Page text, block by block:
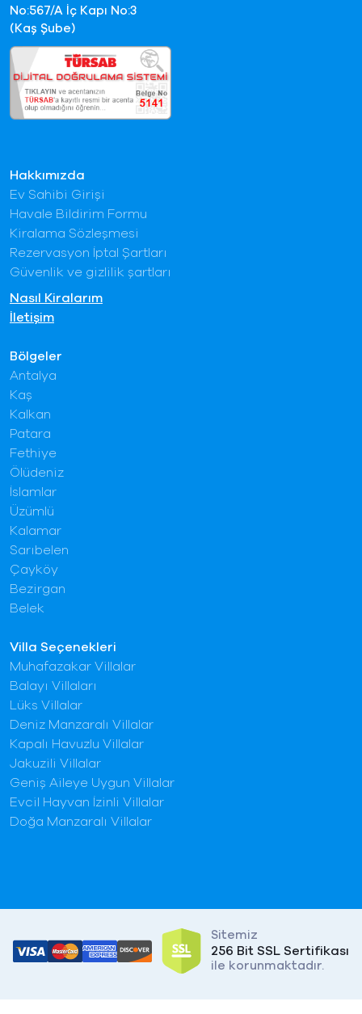
Villa Seçenekleri
Muhafazakar Villalar
Balayı Villaları
Lüks Villalar
Deniz Manzaralı Villalar
Kapalı Havuzlu Villalar
Jakuzili Villalar
Geniş Aileye Uygun Villalar
Evcil Hayvan İzinli Villalar
Doğa Manzaralı Villalar
Bölgeler
Antalya
Kaş
Kalkan
Patara
Fethiye
Ölüdeniz
İslamlar
Üzümlü
Kalamar
Sarıbelen
Çayköy
Bezirgan
Belek
Hakkımızda
Ev Sahibi Girişi
Havale Bildirim Formu
Kiralama Sözleşmesi
Rezervasyon İptal Şartları
Güvenlik ve gizlilik şartları
Nasıl Kiralarım
İletişim
No:567/A İç Kapı No:3
(Kaş Şube)
Sitemiz
256 Bit SSL Sertifikası
ile korunmaktadır.